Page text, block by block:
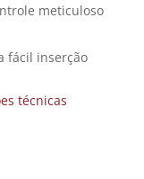
meticuloso
fácil inserção
técnicas